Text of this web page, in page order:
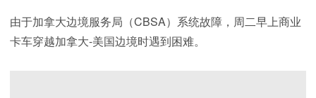
由于加拿大边境服务局（CBSA）系统故障，周二早上商业
卡车穿越加拿大-美国边境时遇到困难。